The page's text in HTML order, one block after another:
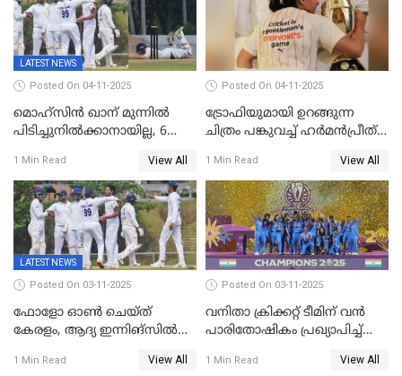
LATEST NEWS
Posted On 04-11-2025
മൊഹ്സിൻ ഖാന് മുന്നിൽ
പിടിച്ചുനിൽക്കാനായില്ല, 6
കേരളത്തിന് ഇന്നിംഗ്സ്
തോല്‍വി
1 Min Read View All
Posted On 04-11-2025
ട്രോഫിയുമായി ഉറങ്ങുന്ന
ചിത്രം പങ്കുവച്ച് ഹര്‍മന്‍പ്രീത്
1 Min Read View All
LATEST NEWS
Posted On 03-11-2025
ഫോളോ ഓൺ ചെയ്ത്
കേരളം, ആദ്യ ഇന്നിങ്സിൽ
രഞ്ജിയിൽ കർണാടകയ്ക്ക്
1 Min Read View All
Posted On 03-11-2025
വനിതാ ക്രിക്കറ്റ് ടീമിന് വൻ
പാരിതോഷികം പ്രഖ്യാപിച്ച്
1 Min Read View All